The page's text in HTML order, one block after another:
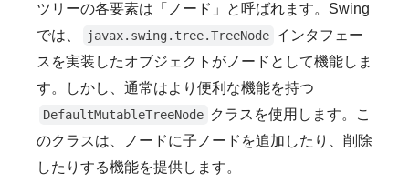
ツリーの各要素は「ノード」と呼ばれます。Swing
では、
javax.swing.tree.TreeNode インタフェー
スを実装したオブジェクトがノードとして機能しま
す。しかし、通常はより便利な機能を持つ
DefaultMutableTreeNode クラスを使用します。こ
のクラスは、ノードに子ノードを追加したり、削除
したりする機能を提供します。